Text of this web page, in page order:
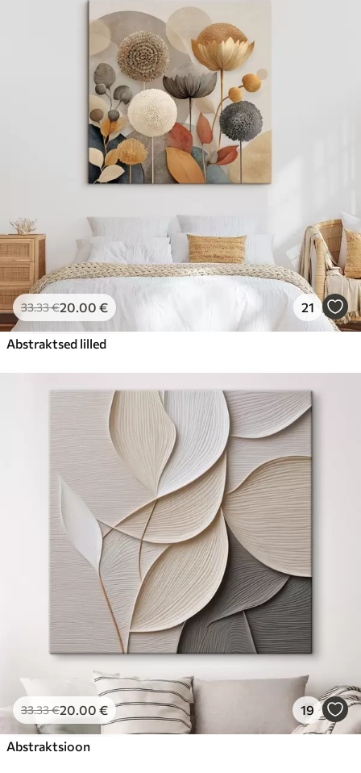
33.33€20.00 € 21
Abstraktsed lilled
33.33€20.00 € 19
Abstraktsioon